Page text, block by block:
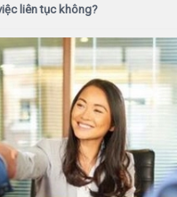
liên tục không?